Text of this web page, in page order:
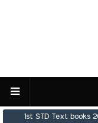
1st STD Text books